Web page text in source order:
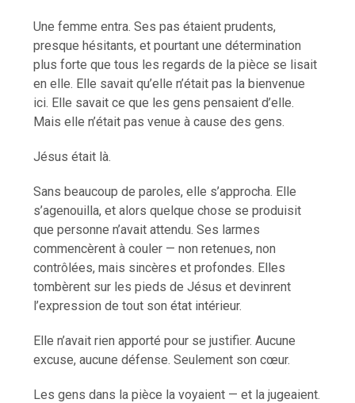
Une femme entra. Ses pas étaient prudents,
presque hésitants, et pourtant une détermination
plus forte que tous les regards de la pièce se lisait
en elle. Elle savait qu’elle n’était pas la bienvenue
ici. Elle savait ce que les gens pensaient d’elle.
Mais elle n’était pas venue à cause des gens.
Jésus était là.
Sans beaucoup de paroles, elle s’approcha. Elle
s’agenouilla, et alors quelque chose se produisit
que personne n’avait attendu. Ses larmes
commencèrent à couler — non retenues, non
contrôlées, mais sincères et profondes. Elles
tombèrent sur les pieds de Jésus et devinrent
l’expression de tout son état intérieur.
Elle n’avait rien apporté pour se justifier. Aucune
excuse, aucune défense. Seulement son cœur.
Les gens dans la pièce la voyaient — et la jugeaient.